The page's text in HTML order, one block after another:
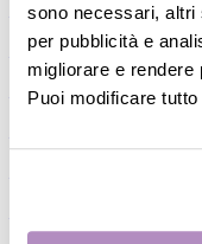
sono necessari,
per pubblicità e
migliorare e
Puoi modificare
―Biberon
―
Tettarelle
―Succhietti